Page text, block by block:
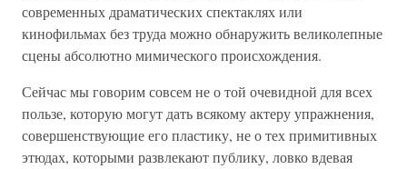
современных драматических спектаклях или
кинофильмах без труда можно обнаружить великолепные
сцены абсолютно мимического происхождения.
Сейчас мы говорим совсем не о той очевидной для всех
пользе, которую могут дать всякому актеру упражнения,
совершенствующие его пластику, не о тех примитивных
этюдах, которыми развлекают публику, ловко вдевая